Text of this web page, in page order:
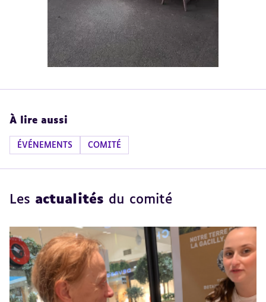
À lire aussi
ÉVÉNEMENTS COMITÉ
Les actualités du comité